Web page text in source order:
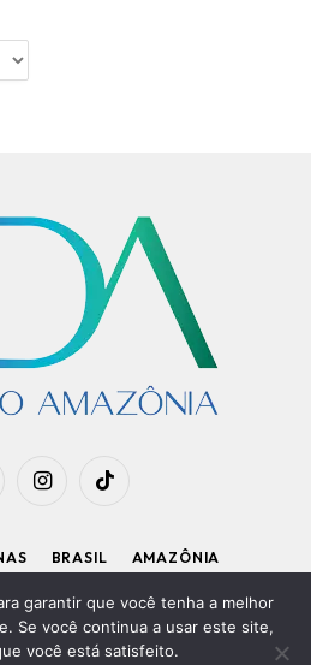
InstagramTikTok
BRASIL
AMAZÔNIA
Renzo|Política de Privacidade
garantir que você tenha a melhor
Se você continua a usar este site,
você está satisfeito.